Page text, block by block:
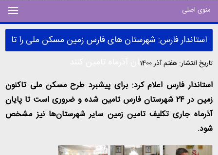
منوی اصلی
استاندار فارس: شهرستان های فارس زمین مسکن ملی را تا
پایان آذرماه تامین کنند تاریخ انتشار: هفتم آذر 1400
استاندار فارس اعلام کرد: برای پیشبرد طرح مسکن ملی تاکنون
زمین در۲۴شهرستان فارس تامین شده و ضروری است تا پایان
آذرماه جاری تکلیف تامین زمین سایر شهرستان‌ها نیز مشخص
شود.